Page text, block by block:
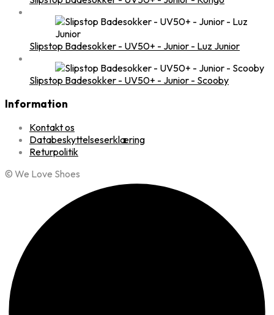
Slipstop Badesokker - UV50+ - Junior - Luz Junior
Slipstop Badesokker - UV50+ - Junior - Scooby
Information
Kontakt os
Databeskyttelseserklæring
Returpolitik
© We Love Shoes